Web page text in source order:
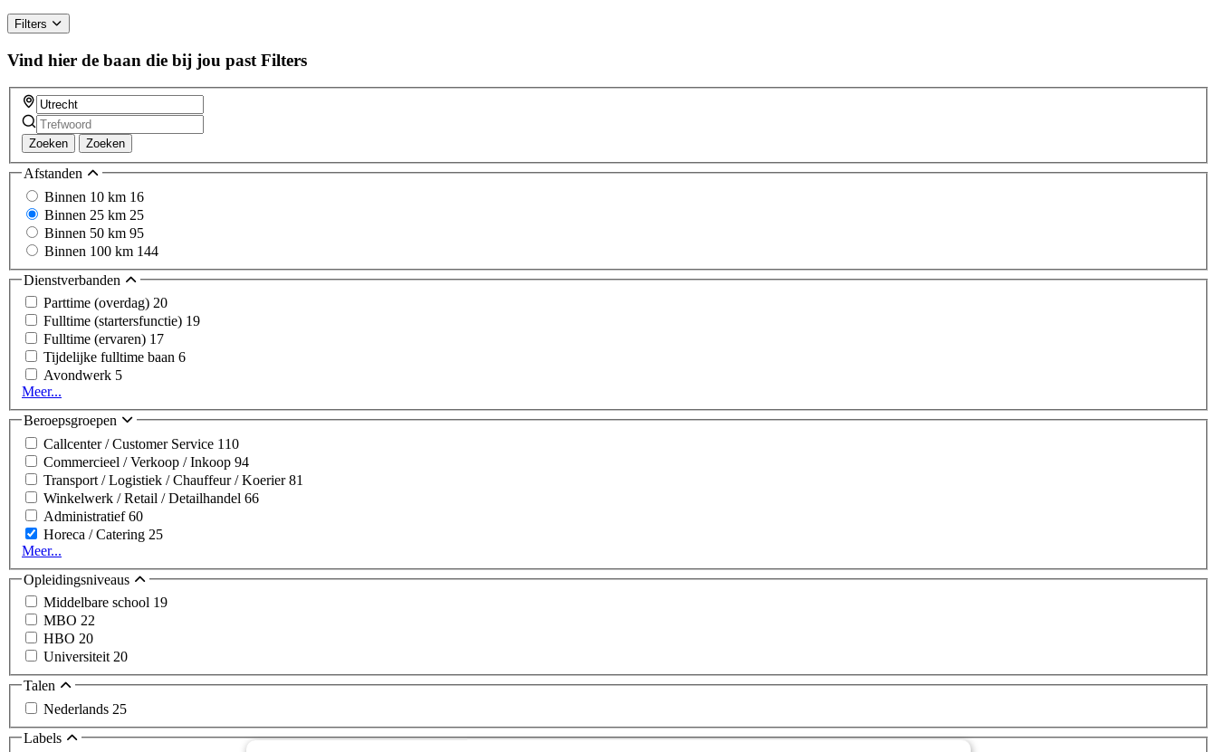
Filters
Vind hier de baan die bij jou past Filters
Zoeken Zoeken
Afstanden
Binnen 10 km 16
Binnen 25 km 25
Binnen 50 km 95
Binnen 100 km 144
Dienstverbanden
Parttime (overdag) 20
Fulltime (startersfunctie) 19
Fulltime (ervaren) 17
Tijdelijke fulltime baan 6
Avondwerk 5
Meer...
Beroepsgroepen
Callcenter / Customer Service 110
Commercieel / Verkoop / Inkoop 94
Transport / Logistiek / Chauffeur / Koerier81
Winkelwerk / Retail / Detailhandel 66
Administratief60
Horeca / Catering 25
Meer...
Opleidingsniveaus
Middelbare school 19
MBO 22
HBO 20
Universiteit20
Talen
Nederlands 25
Labels